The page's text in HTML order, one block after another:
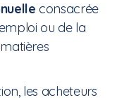
consacrée
ou de la
les acheteurs